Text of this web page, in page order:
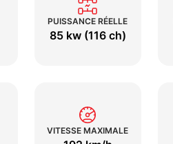
PUISSANCE RÉELLE
85 kw (116 ch)
VITESSE MAXIMALE